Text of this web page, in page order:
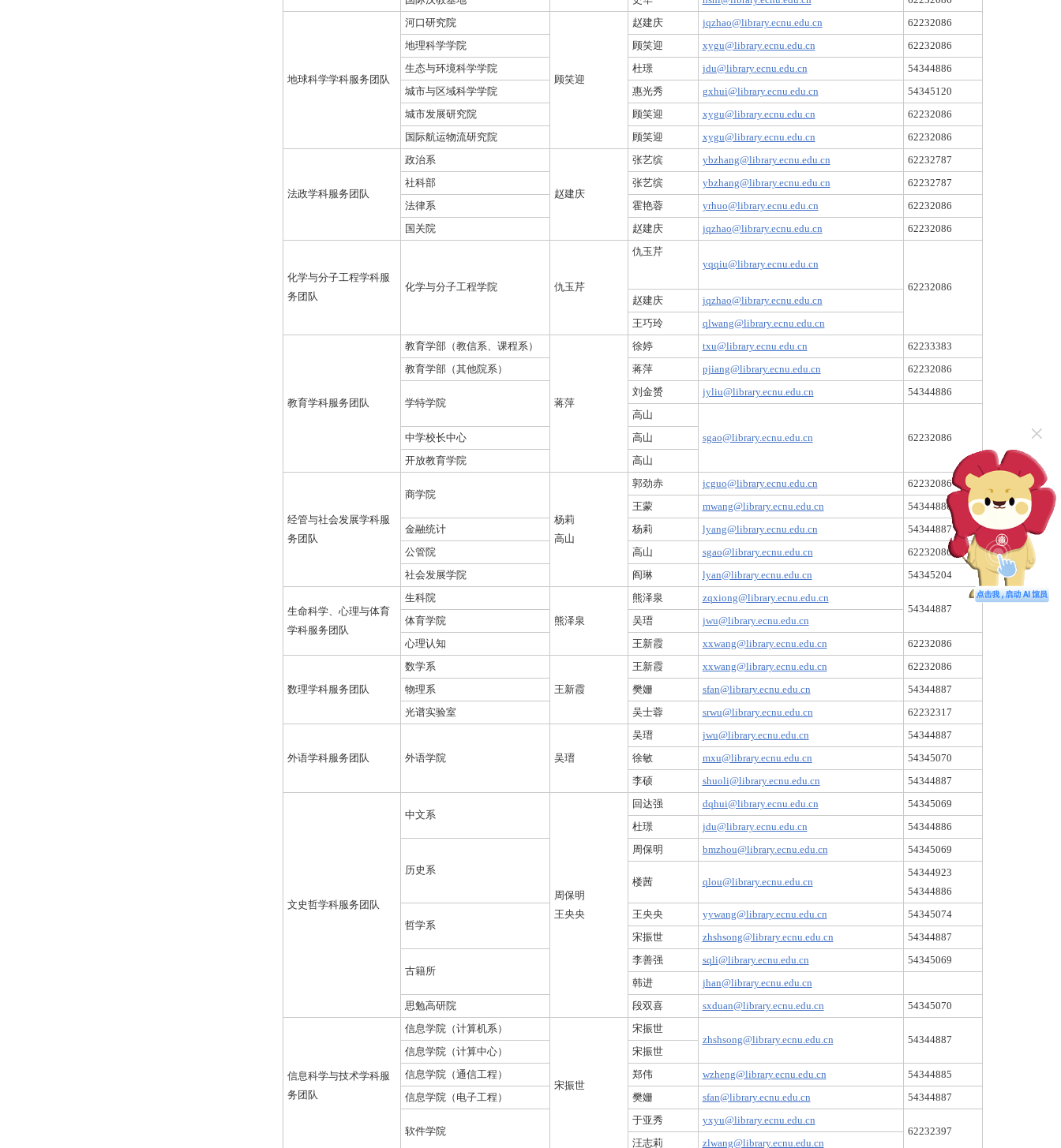
×
地球科学学科服务团队
河口研究院
顾笑迎
赵建庆 jqzhao@library.ecnu.edu.cn
62232086
地理科学学院
顾笑迎 xygu@library.ecnu.edu.cn
62232086
生态与环境科学学院
杜璟 jdu@library.ecnu.edu.cn
54344886
城市与区域科学学院
惠光秀 gxhui@library.ecnu.edu.cn
54345120
城市发展研究院
顾笑迎 xygu@library.ecnu.edu.cn
62232086
国际航运物流研究院
顾笑迎 xygu@library.ecnu.edu.cn 62232086
法政学科服务团队
政治系
赵建庆
张艺缤 ybzhang@library.ecnu.edu.cn
62232787
社科部
张艺缤 ybzhang@library.ecnu.edu.cn
62232787
法律系
霍艳蓉 yrhuo@library.ecnu.edu.cn
62232086
国关院
赵建庆 jqzhao@library.ecnu.edu.cn 62232086
化学与分子工程学科服
务团队
化学与分子工程学院 仇玉芹
仇玉芹
yqqiu@library.ecnu.edu.cn
62232086
赵建庆
jqzhao@library.ecnu.edu.cn
王巧玲
qlwang@library.ecnu.edu.cn
教育学科服务团队
教育学部（教信系、课程系）
蒋萍
徐婷 txu@library.ecnu.edu.cn
62233383
教育学部（其他院系）
蒋萍 pjiang@library.ecnu.edu.cn 62232086
学特学院
刘金赟 jyliu@library.ecnu.edu.cn
54344886
高山
sgao@library.ecnu.edu.cn
62232086
中学校长中心
高山
开放教育学院
高山
经管与社会发展学科服
务团队
商学院
杨莉
高山
郭劲赤 jcguo@library.ecnu.edu.cn
62232086
王蒙
mwang@library.ecnu.edu.cn
54344886
金融统计
杨莉 lyang@library.ecnu.edu.cn
54344887
公管院
高山 sgao@library.ecnu.edu.cn
62232086
社会发展学院
阎琳 lyan@library.ecnu.edu.cn 54345204
生命科学、心理与体育
学科服务团队
生科院
熊泽泉
熊泽泉
zqxiong@library.ecnu.edu.cn
54344887
体育学院
吴瑨
jwu@library.ecnu.edu.cn
心理认知
王新霞 xxwang@library.ecnu.edu.cn 62232086
数理学科服务团队
数学系
王新霞
王新霞 xxwang@library.ecnu.edu.cn
62232086
物理系
樊姗 sfan@library.ecnu.edu.cn
54344887
光谱实验室
吴士蓉 srwu@library.ecnu.edu.cn 62232317
外语学科服务团队 外语学院 吴瑨
吴瑨 jwu@library.ecnu.edu.cn
54344887
徐敏
mxu@library.ecnu.edu.cn
54345070
李硕
shuoli@library.ecnu.edu.cn 54344887
文史哲学科服务团队
中文系
周保明
王央央
回达强 dqhui@library.ecnu.edu.cn
54345069
杜璟
jdu@library.ecnu.edu.cn 54344886
历史系
周保明 bmzhou@library.ecnu.edu.cn 54345069
楼茜 qlou@library.ecnu.edu.cn
54344923
54344886
哲学系
王央央 yywang@library.ecnu.edu.cn
54345074
宋振世
zhshsong@library.ecnu.edu.cn 54344887
古籍所
李善强 sqli@library.ecnu.edu.cn
54345069
韩进
jhan@library.ecnu.edu.cn
思勉高研院
段双喜 sxduan@library.ecnu.edu.cn 54345070
信息科学与技术学科服
务团队
信息学院（计算机系）
宋振世
宋振世
zhshsong@library.ecnu.edu.cn
54344887
信息学院（计算中心）
宋振世
信息学院（通信工程）
郑伟 wzheng@library.ecnu.edu.cn
54344885
信息学院（电子工程）
樊姗 sfan@library.ecnu.edu.cn 54344887
软件学院
于亚秀
yxyu@library.ecnu.edu.cn
62232397
汪志莉
zlwang@library.ecnu.edu.cn